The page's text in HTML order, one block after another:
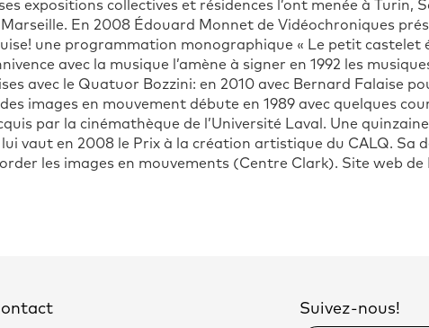
expositions collectives et résidences l’ont menée à Turin,
En 2008 Édouard Monnet de Vidéochroniques
une programmation monographique « Le petit castelet
avec la musique l’amène à signer en 1992 les
avec le Quatuor Bozzini: en 2010 avec Bernard Falaise
images en mouvement débute en 1989 avec quelques
par la cinémathèque de l’Université Laval. Une
vaut en 2008 le Prix à la création artistique du CALQ. Sa
les images en mouvements (Centre Clark). Site web de
Suivez-nous!